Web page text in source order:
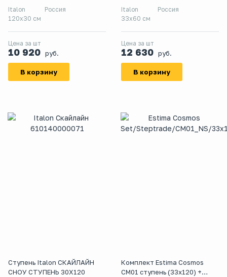
Italon
Россия
120x30 см
Цена за шт
10 920 руб.
В корзину
Italon
Россия
33x60 см
Цена за шт
12 630 руб.
В корзину
Ступень Italon СКАЙЛАЙН
СНОУ СТУПЕНЬ 30X120
Комплект Estima Cosmos
CM01 ступень (33x120) +